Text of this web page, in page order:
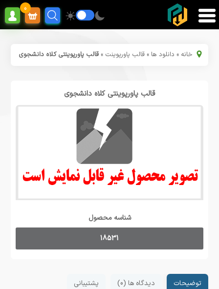
0
خانه » دانلود ها »قالب پاورپوینت »قالب پاورپوینتی کلاه دانشجوی
قالب پاورپوینتی کلاه دانشجوی
شناسه محصول
18531
توضیحات دیدگاه ها (0) پشتیبانی